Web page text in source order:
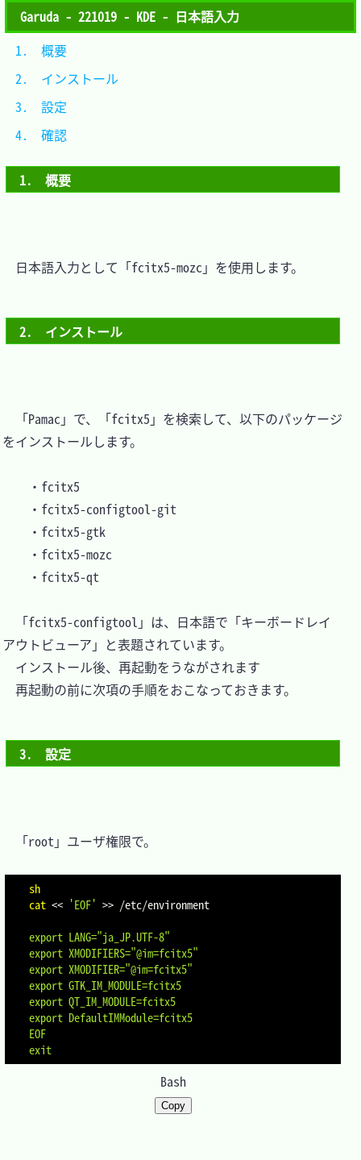
Garuda - 221019 - KDE - 日本語入力
1.　概要
日本語入力として「fcitx5-mozc」を使用します。
2.　インストール
「Pamac」で、「fcitx5」を検索して、以下のパッケージ
をインストールします。
「fcitx5-configtool」は、日本語で「キーボードレイ
アウトビューア」と表題されています。
インストール後、再起動をうながされます
再起動の前に次項の手順をおこなっておきます。
3.　設定
「root」ユーザ権限で。
sh
cat << 'EOF' >> /etc/environment
export LANG="ja_JP.UTF-8"
export XMODIFIERS="@im=fcitx5"
export XMODIFIER="@im=fcitx5"
export GTK_IM_MODULE=fcitx5
export QT_IM_MODULE=fcitx5
export DefaultIMModule=fcitx5
EOF
exit
Bash
Copy